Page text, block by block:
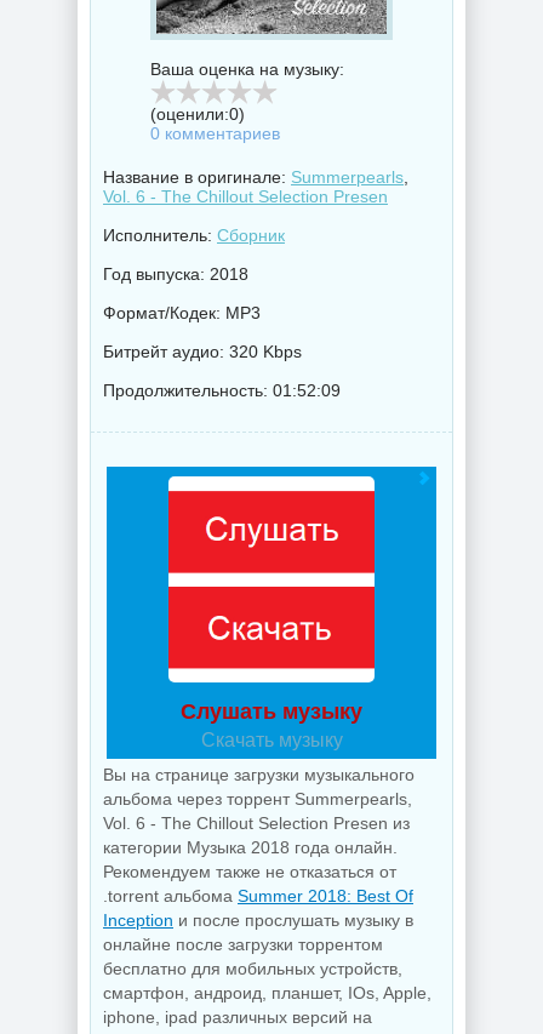
Ваша оценка на музыку:
(оценили:0)
0 комментариев
Название в оригинале: Summerpearls
Vol. 6 - The Chillout Selection Presen
Исполнитель: Сборник
Год выпуска: 2018
Формат/Кодек: MP3
Битрейт аудио: 320 Kbps
Продолжительность: 01:52:09
Слушать музыку
Скачать музыку
Вы на странице загрузки музыкального
альбома через торрент Summerpearls,
Vol. 6 - The Chillout Selection Presen из
категории Музыка 2018 года онлайн.
Рекомендуем также не отказаться от
.torrent альбома Summer 2018: Best Of
Inception и после прослушать музыку в
онлайне после загрузки торрентом
бесплатно для мобильных устройств,
смартфон, андроид, планшет, IOs, Apple,
iphone, ipad различных версий на